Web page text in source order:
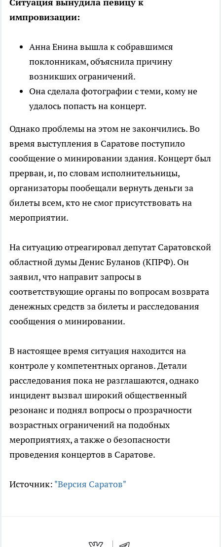
Ситуация вынудила певицу к
импровизации:
Анна Енина вышла к собравшимся
поклонникам, объяснила причину
возникших ограничений.
Она сделала фотографии с теми, кому не
удалось попасть на концерт.
Однако проблемы на этом не закончились. Во
время выступления в Саратове поступило
сообщение о минировании здания. Концерт был
прерван, и, по словам исполнительницы,
организаторы пообещали вернуть деньги за
билеты всем, кто не смог присутствовать на
мероприятии.
На ситуацию отреагировал депутат Саратовской
областной думы Денис Буланов (КПРФ). Он
заявил, что направит запросы в
соответствующие органы по вопросам возврата
денежных средств за билеты и расследования
сообщения о минировании.
В настоящее время ситуация находится на
контроле у компетентных органов. Детали
расследования пока не разглашаются, однако
инцидент вызвал широкий общественный
резонанс и поднял вопросы о прозрачности
возрастных ограничений на подобных
мероприятиях, а также о безопасности
проведения концертов в Саратове.
Источник: "Версия Саратов"